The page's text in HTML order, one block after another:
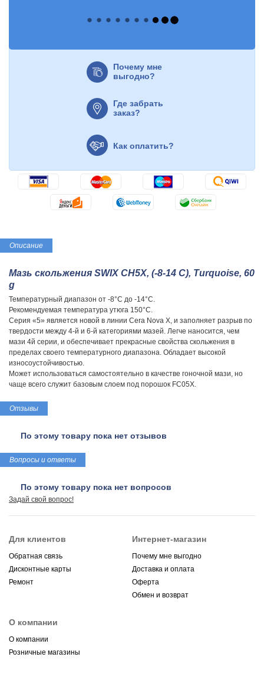
Почему мне
выгодно?
Где забрать
заказ?
Как оплатить?
Описание
Мазь скольжения SWIX CH5X, (-8-14 C), Turquoise, 60
g
Температурный диапазон от -8°C до -14°С.
Рекомендуемая температура утюга 150°С.
Серия «5» является новой в линии Cera Nova X, и заполняет разрыв по
твердости между 4-й и 6-й категориями мазей. Легче наносится, чем
мази 4й серии, и обеспечивает прекрасные свойства скольжения в
пределах своего температурного диапазона. Обладает высокой
износоустойчивостью.
Может использоваться самостоятельно в качестве гоночной мази, но
чаще всего служит базовым слоем под порошок FC05X.
Отзывы
По этому товару пока нет отзывов
Вопросы и ответы
По этому товару пока нет вопросов
Задай свой вопрос!
Для клиентов
Обратная связь
Дисконтные карты
Ремонт
Интернет-магазин
Почему мне выгодно
Доставка и оплата
Оферта
Обмен и возврат
О компании
О компании
Розничные магазины